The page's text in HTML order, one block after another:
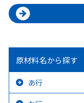
原材料名から探す
あ行